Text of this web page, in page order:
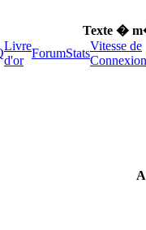
Texte �
Livre
d'or
ForumStats
Vitesse de
Connexion